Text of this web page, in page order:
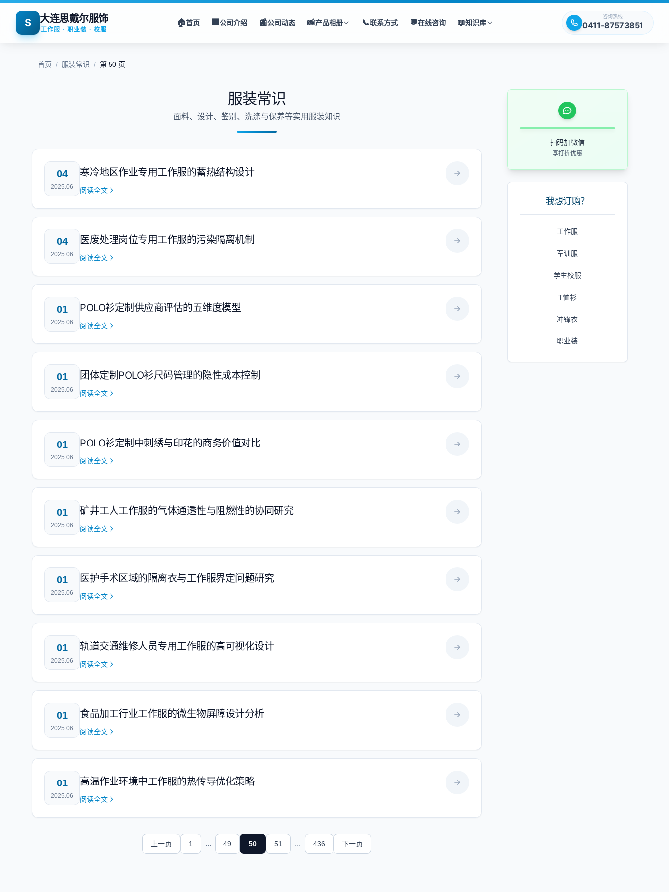
S 大连思戴尔服饰
工作服 · 职业装 · 校服
🏠首页 🏢公司介绍 📰公司动态 📸产品相册 📞联系方式 💬在线咨询 📖知识库
咨询热线
0411-87573851
首页 / 服装常识 / 第 50 页
服装常识
面料、设计、鉴别、洗涤与保养等实用服装知识
04
2025.06
寒冷地区作业专用工作服的蓄热结构设计
阅读全文
04
2025.06
医废处理岗位专用工作服的污染隔离机制
阅读全文
01
2025.06
POLO衫定制供应商评估的五维度模型
阅读全文
01
2025.06
团体定制POLO衫尺码管理的隐性成本控制
阅读全文
01
2025.06
POLO衫定制中刺绣与印花的商务价值对比
阅读全文
01
2025.06
矿井工人工作服的气体通透性与阻燃性的协同研究
阅读全文
01
2025.06
医护手术区域的隔离衣与工作服界定问题研究
阅读全文
01
2025.06
轨道交通维修人员专用工作服的高可视化设计
阅读全文
01
2025.06
食品加工行业工作服的微生物屏障设计分析
阅读全文
01
2025.06
高温作业环境中工作服的热传导优化策略
阅读全文
上一页 1 ... 49 50 51 ... 436 下一页
扫码加微信
享打折优惠
我想订购？
工作服
军训服
学生校服
T恤衫
冲锋衣
职业装